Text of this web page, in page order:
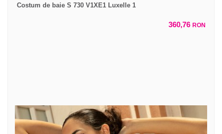
Costum de baie S 730 V1XE1 Luxelle 1
360,76 RON